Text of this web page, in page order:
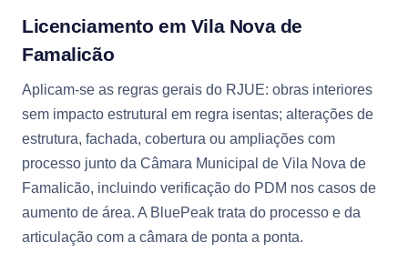
Licenciamento em Vila Nova de
Famalicão
Aplicam-se as regras gerais do RJUE: obras interiores
sem impacto estrutural em regra isentas; alterações de
estrutura, fachada, cobertura ou ampliações com
processo junto da Câmara Municipal de Vila Nova de
Famalicão, incluindo verificação do PDM nos casos de
aumento de área. A BluePeak trata do processo e da
articulação com a câmara de ponta a ponta.